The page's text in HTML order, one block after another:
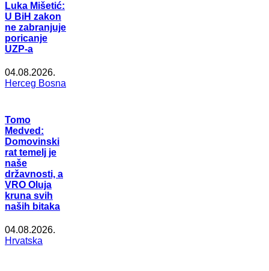
Luka Mišetić:
U BiH zakon
ne zabranjuje
poricanje
UZP-a
04.08.2026.
Herceg Bosna
Tomo
Medved:
Domovinski
rat temelj je
naše
državnosti, a
VRO Oluja
kruna svih
naših bitaka
04.08.2026.
Hrvatska